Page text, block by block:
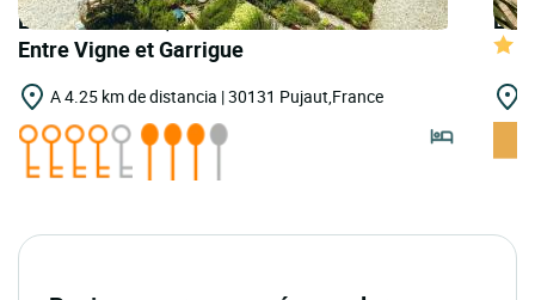
LOGIS HOTELS | Teritoria Maison Chenet -
Entre Vigne et Garrigue
A 4.25 km de distancia | 30131 Pujaut,France